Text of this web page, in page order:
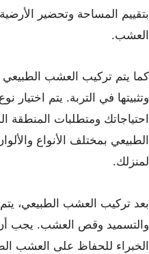
بتقييم المساحة وتحضير
العشب.
كما يتم تركيب العشب
وتثبيتها في التربة. يتم
احتياجاتك ومتطلبات المنطقة
الطبيعي بمختلف الأنواع
لمنزلك.
بعد تركيب العشب الطبيعي، يتم
والتسميد وقص العشب. يجب أن
الخبراء للحفاظ على العشب